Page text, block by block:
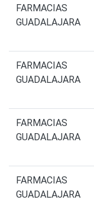
FARMACIAS
GUADALAJARA
FARMACIAS
GUADALAJARA
FARMACIAS
GUADALAJARA
FARMACIAS
GUADALAJARA